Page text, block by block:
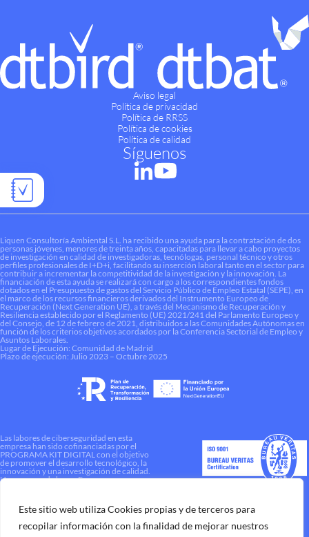
Este sitio web utiliza Cookies propias y de terceros para
recopilar información con la finalidad de mejorar nuestros
Aviso legal
Política de privacidad
Política de RRSS
Política de cookies
Política de calidad
Síguenos
Liquen Consultoría Ambiental S.L. ha recibido una ayuda para la contratación de dos
personas jóvenes, menores de treinta años, capacitadas para llevar a cabo proyectos
de investigación en calidad de investigadoras, tecnólogas, personal técnico y otros
perfiles profesionales de I+D+i, facilitando su inserción laboral tanto en el sector para
contribuir a incrementar la competitividad de la investigación y la innovación. La
financiación de esta ayuda se realizará con cargo a los correspondientes fondos
dotados en el Presupuesto de gastos del Servicio Público de Empleo Estatal (SEPE), en
el marco de los recursos financieros derivados del Instrumento Europeo de
Recuperación (Next Generation UE), a través del Mecanismo de Recuperación y
Resiliencia establecido por el Reglamento (UE) 2021/241 del Parlamento Europeo y
del Consejo, de 12 de febrero de 2021, distribuidos a las Comunidades Autónomas en
función de los criterios objetivos acordados por la Conferencia Sectorial de Empleo y
Asuntos Laborales.
Lugar de Ejecución: Comunidad de Madrid
Plazo de ejecución: Julio 2023 – Octubre 2025
Las labores de ciberseguridad en esta
empresa han sido cofinanciadas por el
PROGRAMA KIT DIGITAL con el objetivo
de promover el desarrollo tecnológico, la
innovación y una investigación de calidad.
Una manera de hacer Europa